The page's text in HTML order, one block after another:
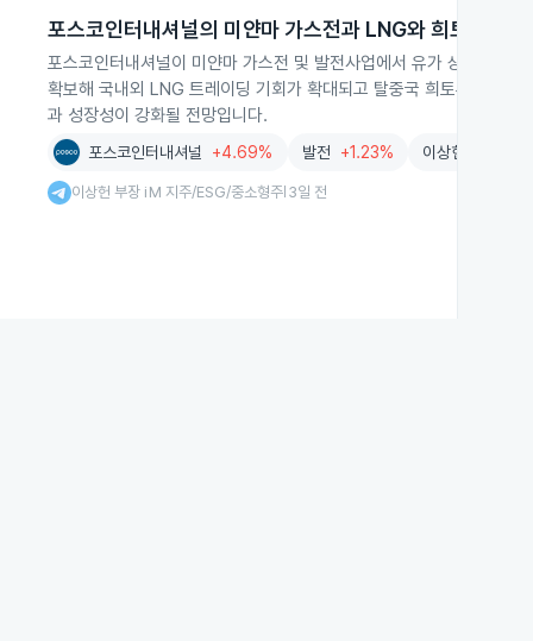
포스코인터내셔널의 미얀마 가스전과 LNG와 희토류 사
포스코인터내셔널이 미얀마 가스전 및 발전사업에서 유가 상승으로
확보해 국내외 LNG 트레이딩 기회가 확대되고 탈중국 희토류 공급
과 성장성이 강화될 전망입니다.
포스코인터내셔널 +4.69% 발전 +1.23% 이상헌 부장 iM
이상헌 부장 iM 지주/ESG/중소형주 3일 전